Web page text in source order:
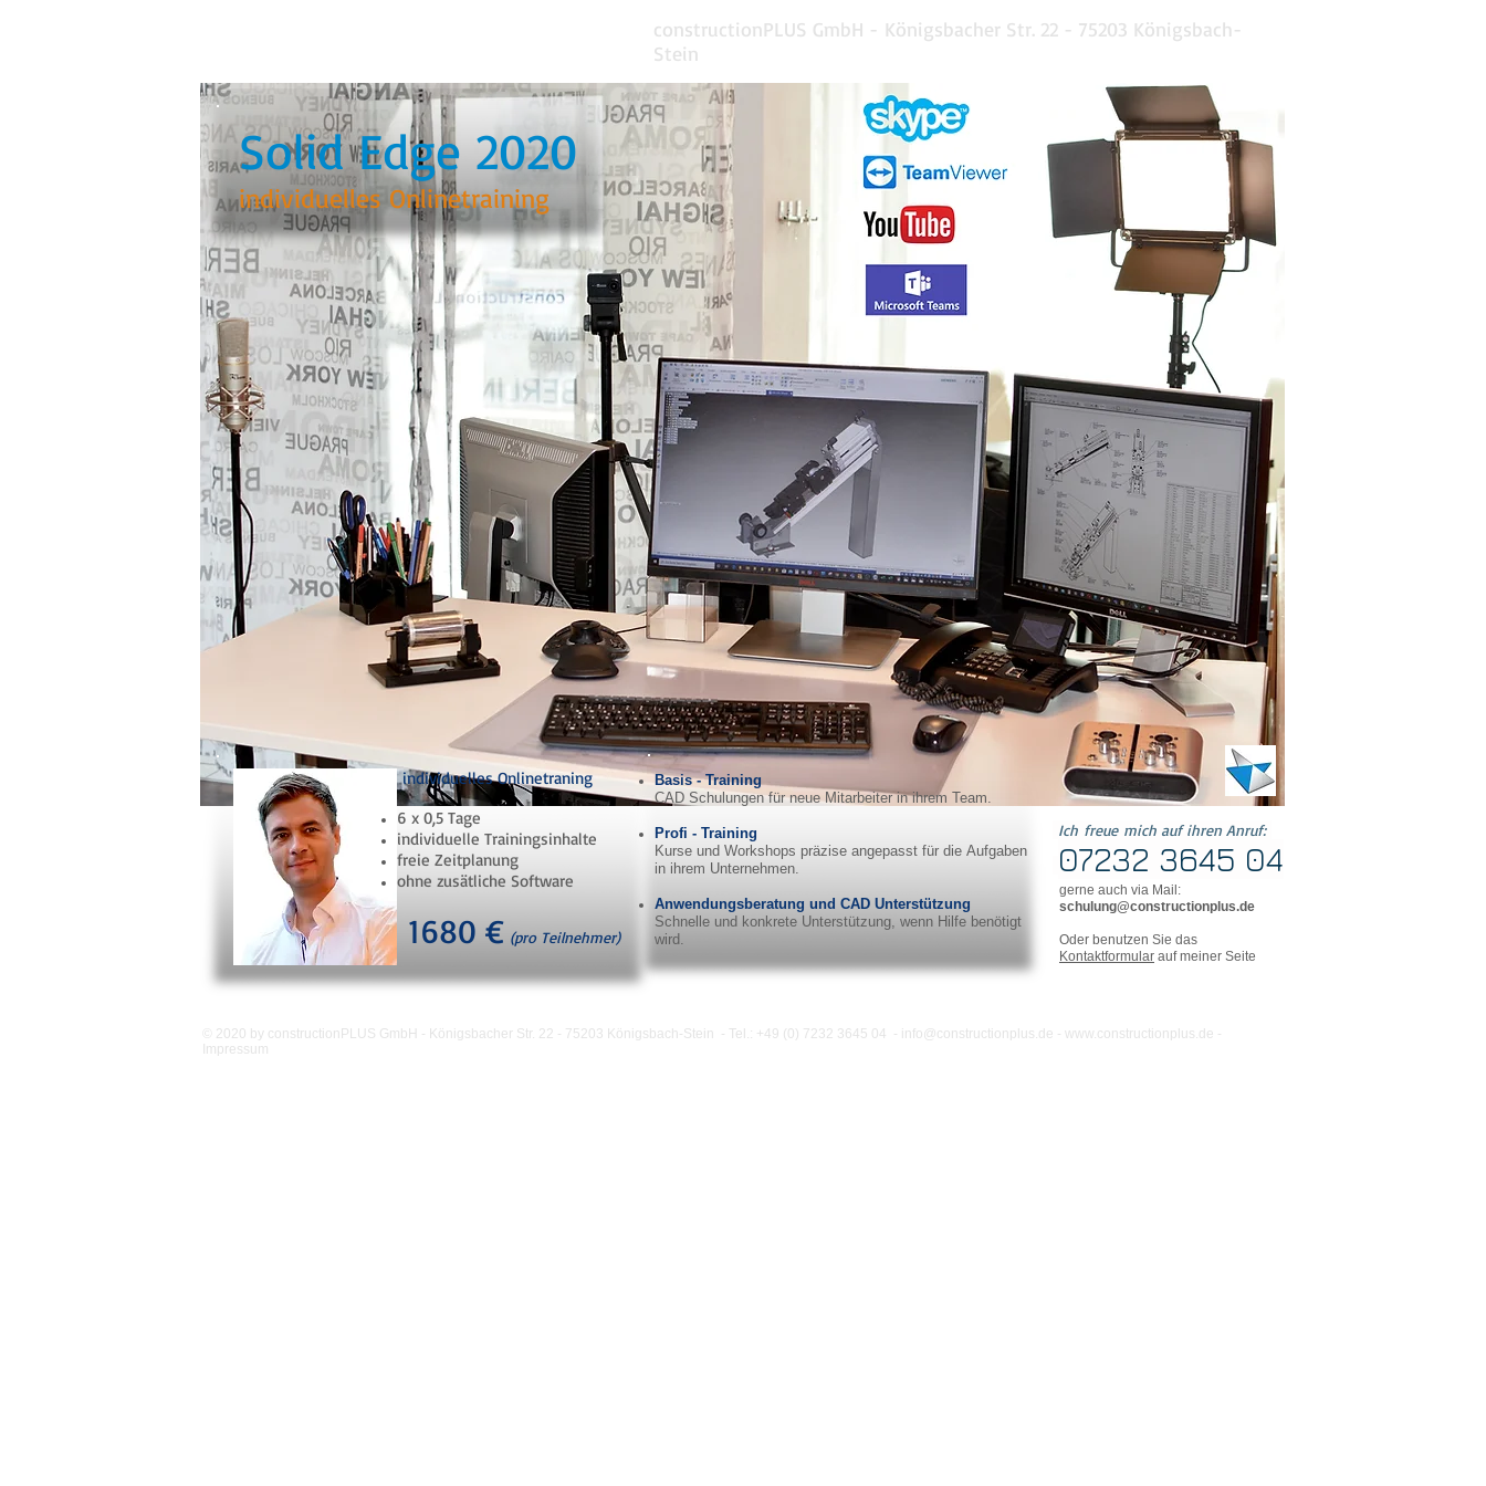
constructionPLUS GmbH - Königsbacher Str. 22 - 75203 Königsbach-
Stein
Solid Edge 2020
individuelles Onlinetraining
individuelles Onlinetraning
6 x 0,5 Tage
individuelle Trainingsinhalte
freie Zeitplanung
ohne zusätliche Software
1680 € (pro Teilnehmer)
Ich freue mich auf ihren Anruf:
07232 3645 04
Basis - Training
CAD Schulungen für neue Mitarbeiter in ihrem Team.
Profi - Training
Kurse und Workshops präzise angepasst für die Aufgaben
in ihrem Unternehmen.
Anwendungsberatung und CAD Unterstützung
Schnelle und konkrete Unterstützung, wenn Hilfe benötigt
wird.
gerne auch via Mail:
schulung@constructionplus.de
Oder benutzen Sie das
Kontaktformular auf meiner Seite
© 2020 by constructionPLUS GmbH - Königsbacher Str. 22 - 75203 Königsbach-Stein - Tel.: +49 (0) 7232 3645 04 - info@constructionplus.de - www.constructionplus.de -
Impressum